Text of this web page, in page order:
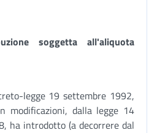
soggetta all'aliquota
legge 19 settembre 1992,
modificazioni, dalla legge 14
ha introdotto (a decorrere dal